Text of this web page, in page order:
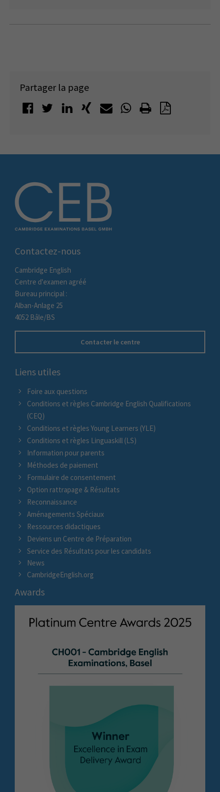
Partager la page
Contactez-nous
Cambridge English
Centre d'examen agréé
Bureau principal :
Alban-Anlage 25
4052 Bâle/BS
Contacter le centre
Liens utiles
Foire aux questions
Conditions et règles Cambridge English Qualifications
(CEQ)
Conditions et règles Young Learners (YLE)
Conditions et règles Linguaskill (LS)
Information pour parents
Méthodes de paiement
Formulaire de consentement
Option rattrapage & Résultats
Reconnaissance
Aménagements Spéciaux
Ressources didactiques
Deviens un Centre de Préparation
Service des Résultats pour les candidats
News
CambridgeEnglish.org
Awards